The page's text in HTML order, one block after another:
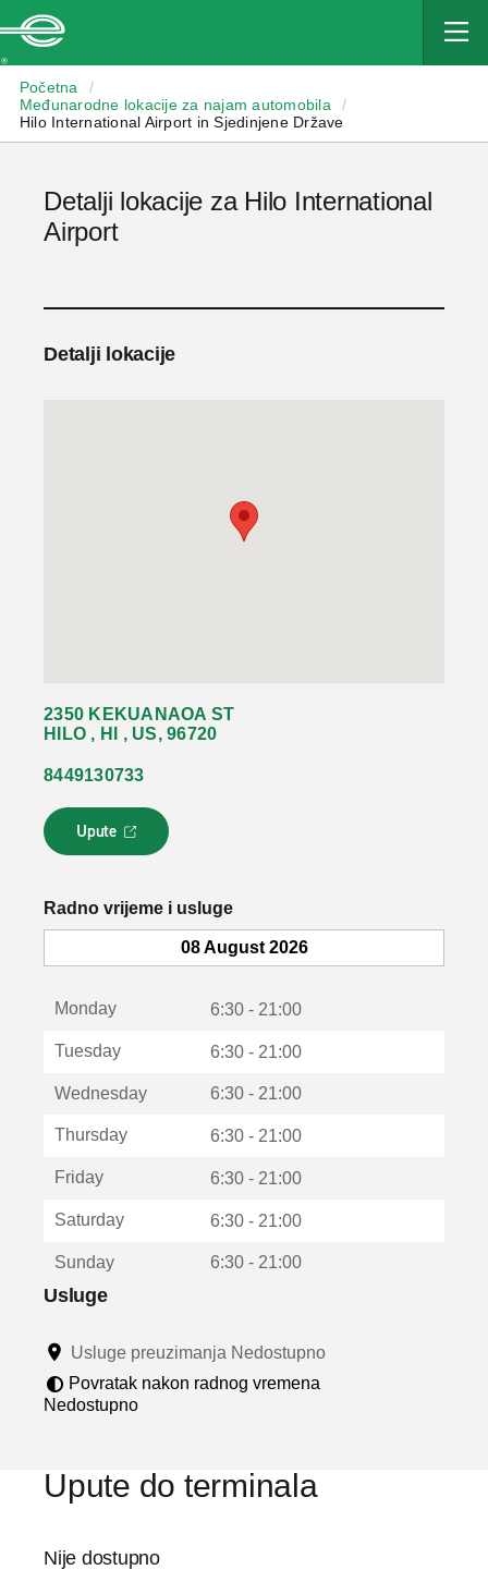
Početna
/
Međunarodne lokacije za najam automobila
/
Hilo International Airport in Sjedinjene Države
Detalji lokacije za Hilo International
Airport
Detalji lokacije
2350 KEKUANAOA ST
HILO , HI , US, 96720
8449130733
Upute
L
i
k
o
u
u
Radno vrijeme i usluge
08 August 2026
Monday 6:30 - 21:00
Tuesday 6:30 - 21:00
Wednesday 6:30 - 21:00
Thursday 6:30 - 21:00
Friday 6:30 - 21:00
Saturday 6:30 - 21:00
Sunday 6:30 - 21:00
Usluge
Usluge preuzimanja Nedostupno
Povratak nakon radnog vremena
Nedostupno
Upute do terminala
Nije dostupno